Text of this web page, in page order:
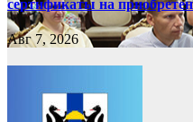
сертификаты на
Авг 7, 2026